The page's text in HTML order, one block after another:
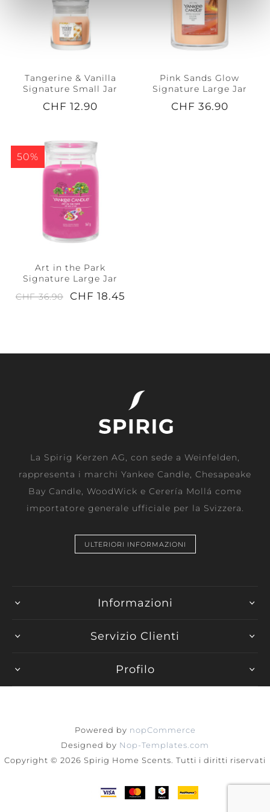
Tangerine & Vanilla
Signature Small Jar
CHF 12.90
Pink Sands Glow
Signature Large Jar
CHF 36.90
50%
Art in the Park
Signature Large Jar
CHF 36.90
CHF 18.45
La Spirig Kerzen AG, con sede a Weinfelden,
rappresenta i marchi Yankee Candle, Chesapeake
Bay Candle, WoodWick e Cerería Mollá come
importatore generale ufficiale per la Svizzera.
ULTERIORI INFORMAZIONI
Informazioni
Servizio Clienti
Profilo
Powered by nopCommerce
Designed by Nop-Templates.com
Copyright © 2026 Spirig Home Scents. Tutti i diritti riservati